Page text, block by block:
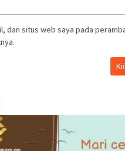
dan situs web saya pada